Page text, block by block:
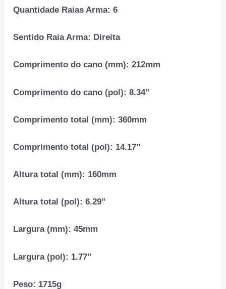
Quantidade Raias Arma: 6
Sentido Raia Arma: Direita
Comprimento do cano (mm): 212mm
Comprimento do cano (pol): 8.34”
Comprimento total (mm): 360mm
Comprimento total (pol): 14.17”
Altura total (mm): 160mm
Altura total (pol): 6.29”
Largura (mm): 45mm
Largura (pol): 1.77”
Peso: 1715g